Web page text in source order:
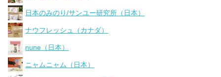
日本のみのり/サンユー研究所（日本）
ナウフレッシュ（カナダ）
nune（日本）
ニャムニャム（日本）